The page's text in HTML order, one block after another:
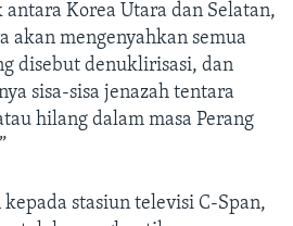
Korea Utara dan Selatan,
akan mengenyahkan semua
disebut denuklirisasi, dan
sisa-sisa jenazah tentara
hilang dalam masa Perang
kepada stasiun televisi C-Span,